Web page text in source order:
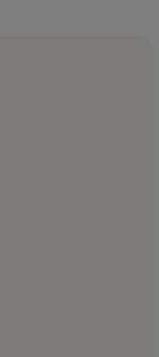
of Ochsner
Hospital
Rampart